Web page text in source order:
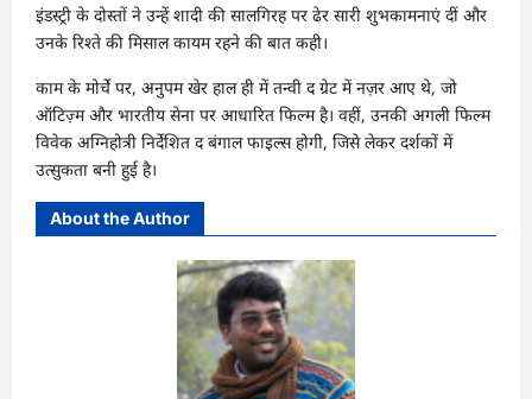
इंडस्ट्री के दोस्तों ने उन्हें शादी की सालगिरह पर ढेर सारी शुभकामनाएं दीं और
उनके रिश्ते की मिसाल कायम रहने की बात कही।
काम के मोर्चे पर, अनुपम खेर हाल ही में तन्वी द ग्रेट में नज़र आए थे, जो
ऑटिज़्म और भारतीय सेना पर आधारित फिल्म है। वहीं, उनकी अगली फिल्म
विवेक अग्निहोत्री निर्देशित द बंगाल फाइल्स होगी, जिसे लेकर दर्शकों में
उत्सुकता बनी हुई है।
About the Author